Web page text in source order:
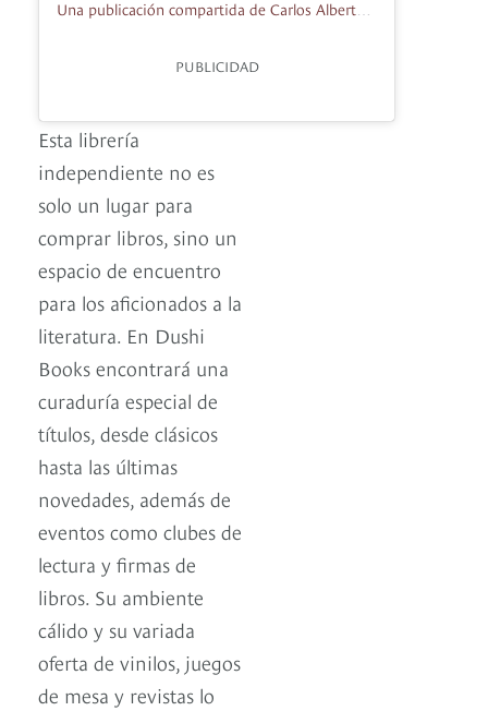
PUBLICIDAD
Esta librería
independiente no es
solo un lugar para
comprar libros, sino un
espacio de encuentro
para los aficionados a la
literatura. En Dushi
Books encontrará una
curaduría especial de
títulos, desde clásicos
hasta las últimas
novedades, además de
eventos como clubes de
lectura y firmas de
libros. Su ambiente
cálido y su variada
oferta de vinilos, juegos
de mesa y revistas lo